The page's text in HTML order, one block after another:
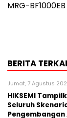
MRG-BF1000EB
BERITA
Jumat, 7 Agustus
HIKSEMI
Seluruh
Pengembangan